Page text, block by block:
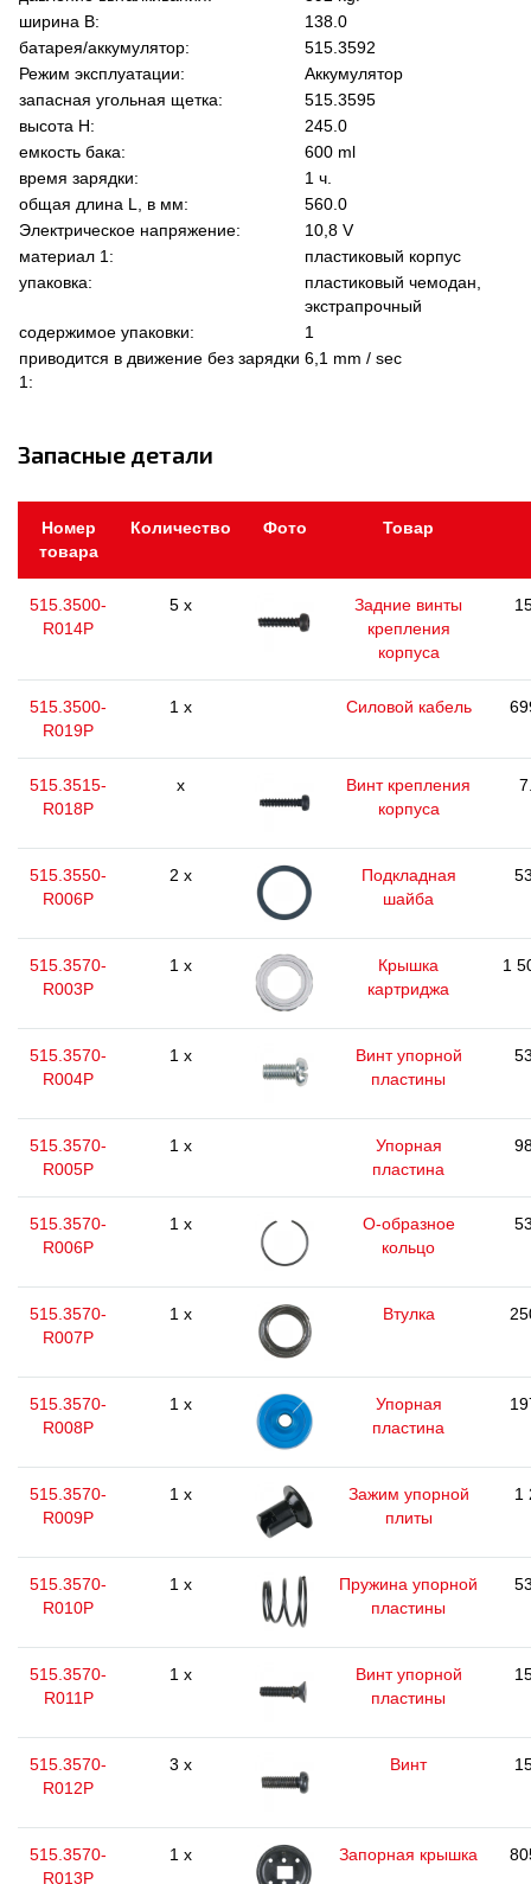
ширина В:
138.0
батарея/аккумулятор:
515.3592
Режим эксплуатации:
Аккумулятор
запасная угольная щетка:
515.3595
высота Н:
245.0
емкость бака:
600 ml
время зарядки:
1 ч.
общая длина L, в мм:
560.0
Электрическое напряжение:
10,8 V
материал 1:
пластиковый корпус
упаковка:
пластиковый чемодан,
экстрапрочный
содержимое упаковки:
1
приводится в движение без зарядки
1:
6,1 mm / sec
Запасные детали
Номер
товара
Количество Фото Товар
515.3500-
R014P
5 x
Задние винты
крепления
корпуса
515.3500-
R019P
1 x Силовой кабель
515.3515-
R018P
x
Винт крепления
корпуса
515.3550-
R006P
2 x
Подкладная
шайба
515.3570-
R003P
1 x
Крышка
картриджа
1
515.3570-
R004P
1 x
Винт упорной
пластины
515.3570-
R005P
1 x
Упорная
пластина
515.3570-
R006P
1 x
O-образное
кольцо
515.3570-
R007P
1 x Втулка
515.3570-
R008P
1 x
Упорная
пластина
515.3570-
R009P
1 x
Зажим упорной
плиты
1
515.3570-
R010P
1 x
Пружина упорной
пластины
515.3570-
R011P
1 x
Винт упорной
пластины
515.3570-
R012P
3 x Винт
515.3570-
R013P
1 x Запорная крышка